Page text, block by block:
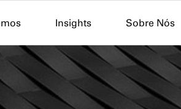
Insights Sobre Nós